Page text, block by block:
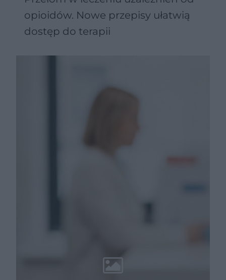
opioidów. Nowe przepisy ułatwią
dostęp do terapii